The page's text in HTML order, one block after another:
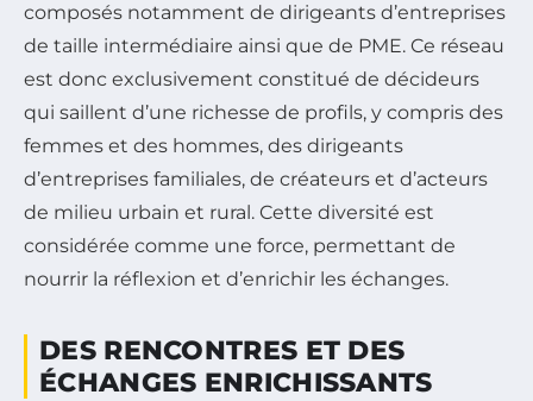
composés notamment de dirigeants d’entreprises
de taille intermédiaire ainsi que de PME. Ce réseau
est donc exclusivement constitué de décideurs
qui saillent d’une richesse de profils, y compris des
femmes et des hommes, des dirigeants
d’entreprises familiales, de créateurs et d’acteurs
de milieu urbain et rural. Cette diversité est
considérée comme une force, permettant de
nourrir la réflexion et d’enrichir les échanges.
DES RENCONTRES ET DES
ÉCHANGES ENRICHISSANTS